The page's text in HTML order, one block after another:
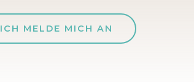
ICH MELDE MICH AN